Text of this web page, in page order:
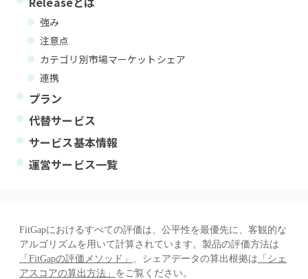
強み
注意点
カテゴリ別市場マーケットシェア
連携
プラン
代替サービス
サービス基本情報
運営サービス一覧
FitGapにおけるすべての評価は、公平性を最優先に、客観的な
アルゴリズムを用いて計算されています。製品の評価方法は
「FitGapの評価メソッド」 、シェアデータの算出根拠は 「シェ
アスコアの算出方法」 をご覧ください。